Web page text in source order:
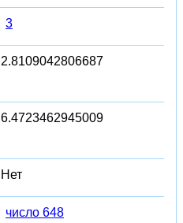
3
2.8109042806687
6.4723462945009
Нет
число 648